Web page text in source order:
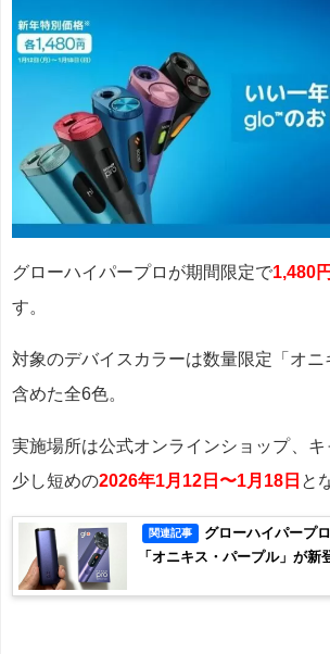
グローハイパープロが期間限定で1,480円
す。
対象のデバイスカラーは数量限定「オ
含めた全6色。
実施場所は公式オンラインショップ 、
少し短めの2026年1月12日〜1月18日 と
関連記事
グローハイパープ
「オニキス・パープル」が新